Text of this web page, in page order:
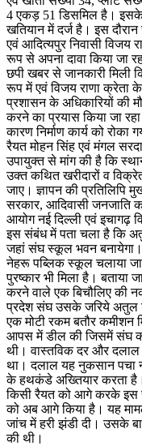
4 एकड़ 51 डिसमिल है। इसके
खतियान में दर्ज है। इस
एवं आदित्यपुर निवासी विजय
रूप से अपना दावा किया जा
छपी खबर से जानकारी मिली
रूप में एवं विजय राणा क्रेता
प्रशासन के अधिकारियों की
करने का प्रयास किया जा
कारण निर्माण कार्य को
रैयत मोहन सिंह एवं मंगल
उपायुक्त से मांग की है कि
उक्त कथित खरीदारों व
जाए। ज्ञापन की प्रतिलिपि
सरकार, आदिवासी जनजाति
आयोग नई दिल्ली एवं इचागढ़
इस संबंध में पता चला है कि
जहां संघ स्कूल भवन बनायेगा।
नेहरू पब्लिक स्कूल चलाया
पुरष्कार भी मिला है। बताया
करने वाले एक बिचौलिए की
प्रदेश संघ उसके जरिये अतुल
एक मोटी रकम बतौर कमीशन
आपस में डील की जिसमें संघ
थी। वास्तविक दर और दलाल
था। दलाल यह नुकसान पचा
के हथकंडे अख्तियार करता
किसी रैयत को आगे करके इस
को अब आगे किया है। यह
जांच में हरी झंडी दी। उसके
की थी।